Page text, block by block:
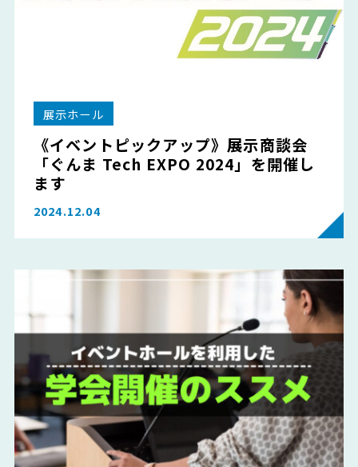
展示ホール
《イベントピックアップ》展示商談会
「ぐんま Tech EXPO 2024」を開催し
ます
2024.12.04